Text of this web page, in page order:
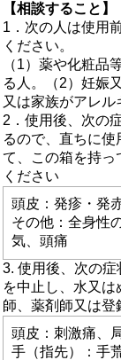
【相談すること】
1．次の人は使用
ください。
（1）薬や化粧品
る人。（2）妊娠
又は家族がアレル
2．使用後、次の
るので、直ちに
て、この箱を持っ
ください
頭皮：発疹・発
その他：全身性
気、頭痛
3. 使用後、次の
を中止し、水又
師、薬剤師又は登
頭皮：刺激痛、
手（指先）：手